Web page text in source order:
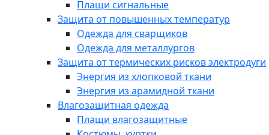
Плащи сигнальные
Защита от повышенных температур
Одежда для сварщиков
Одежда для металлургов
Защита от термических рисков электродуги
Энергия из хлопковой ткани
Энергия из арамидной ткани
Влагозащитная одежда
Плащи влагозащитные